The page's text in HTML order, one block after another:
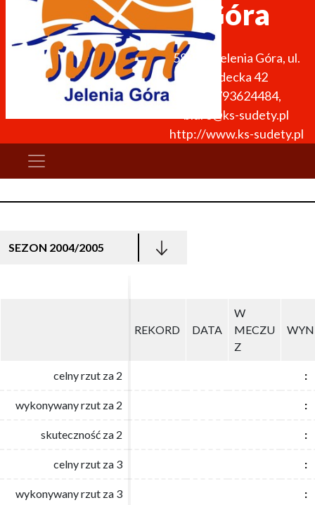
Góra
58-500 Jelenia Góra, ul.
Sudecka 42
+48 793624484,
biuro@ks-sudety.pl
http://www.ks-sudety.pl
SEZON 2004/2005
REKORD DATA
W
MECZU
Z
celny rzut za 2 :
wykonywany rzut za 2 :
skuteczność za 2 :
celny rzut za 3 :
wykonywany rzut za 3 :
REKORD DATA
W
MECZU
Z
celny rzut za 2 :
wykonywany rzut za 2 :
skuteczność za 2 :
celny rzut za 3 :
wykonywany rzut za 3 :